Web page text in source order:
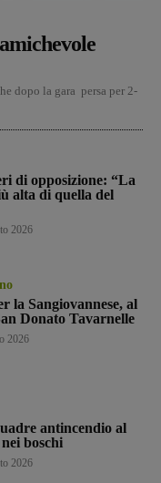
dopo la gara persa per 2-
di opposizione: “La
alta di quella del
2026
la Sangiovannese, al
Donato Tavarnelle
2026
antincendio al
boschi
2026